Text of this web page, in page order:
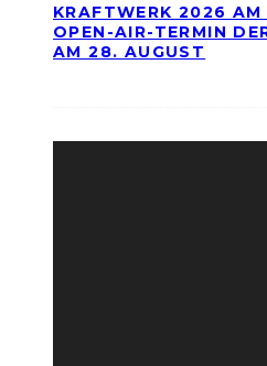
KRAFTWERK 2026
OPEN-AIR-TERMIN
AM 28. AUGUST